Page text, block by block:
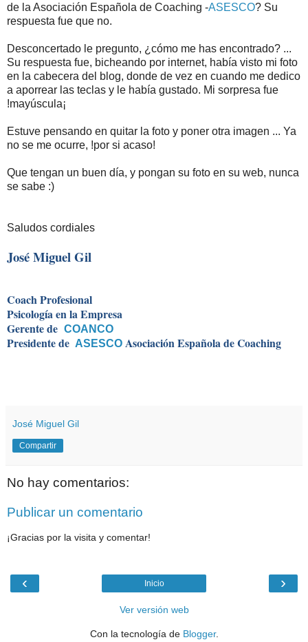
de la Asociación Española de Coaching -ASESCO? Su
respuesta fue que no.
Desconcertado le pregunto, ¿cómo me has encontrado? ...
Su respuesta fue, bicheando por internet, había visto mi foto
en la cabecera del blog, donde de vez en cuando me dedico
a aporrear las teclas y le había gustado. Mi sorpresa fue
!mayúscula¡
Estuve pensando en quitar la foto y poner otra imagen ... Ya
no se me ocurre, !por si acaso!
Que tengan un buen día, y pongan su foto en su web, nunca
se sabe :)
Saludos cordiales
José Miguel Gil
Coach Profesional
Psicología en la Empresa
Gerente de COANCO
Presidente de ASESCO Asociación Española de Coaching
José Miguel Gil
Compartir
No hay comentarios:
Publicar un comentario
¡Gracias por la visita y comentar!
‹ ›
Inicio
Ver versión web
Con la tecnología de Blogger.